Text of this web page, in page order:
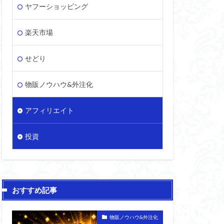
ヤフーショッピング
楽天市場
せどり
物販ノウハウ&外注化
アフィリエイト
投資
おすすめ記事
物販ノウハウ&外注化